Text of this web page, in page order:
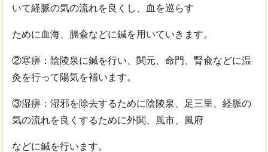
いて経脈の気の流れを良くし、血を巡らす
ために血海、膈兪などに鍼を用いていきます。
②寒痹：陰陵泉に鍼を行い、関元、命門、腎兪などに温
灸を行って陽気を補います。
③湿痹：湿邪を除去するために陰陵泉、足三里、経脈の
気の流れを良くするために外関、風市、風府
などに鍼を行います。